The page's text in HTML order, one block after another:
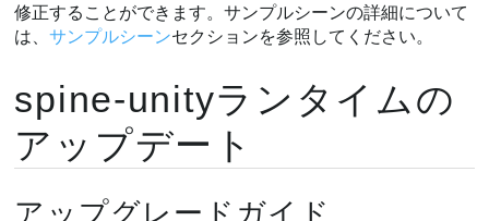
修正することができます。サンプルシーンの詳細について
は、サンプルシーンセクションを参照してください。
spine-unityランタイムの
アップデート
アップグレードガイド